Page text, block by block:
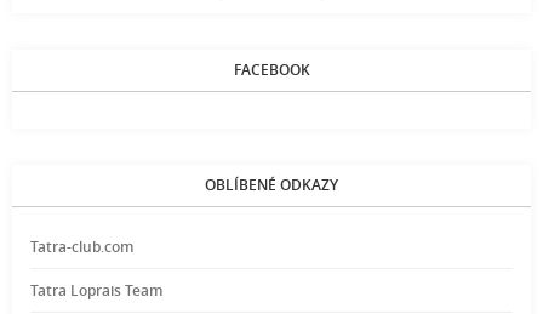
FACEBOOK
OBLÍBENÉ ODKAZY
Tatra-club.com
Tatra Loprais Team